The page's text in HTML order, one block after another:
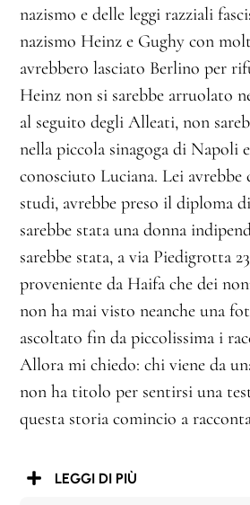
nazismo e delle leggi razziali
nazismo Heinz e Gughy con
avrebbero lasciato Berlino per
Heinz non si sarebbe arruolato
al seguito degli Alleati, non
nella piccola sinagoga di Napoli
conosciuto Luciana. Lei
studi, avrebbe preso il diploma
sarebbe stata una donna
sarebbe stata, a via Piedigrotta
proveniente da Haifa che dei
non ha mai visto neanche una
ascoltato fin da piccolissima i
Allora mi chiedo: chi viene da
non ha titolo per sentirsi una
questa storia comincio a
LEGGI DI PIÙ